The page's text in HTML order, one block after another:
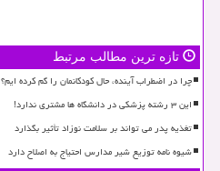
تازه ترین مطالب مرتبط
چرا در اضطراب آینده، حال کودکانمان را گم کرده ایم؟
این ۳ رشته پزشکی در دانشگاه ها مشتری ندارد!
تغذیه پدر می تواند بر سلامت نوزاد تأثیر بگذارد
شیوه نامه توزیع شیر مدارس احتیاج به اصلاح دارد